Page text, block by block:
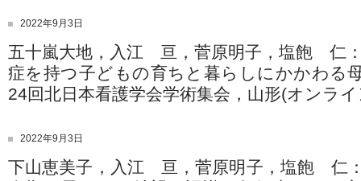
2022年9月3日
五十嵐大地，入江 亘，菅原明子，塩飽 仁
症を持つ子どもの育ちと暮らしにかかわる
24回北日本看護学会学術集会，山形(オンラ
2022年9月3日
下山恵美子，入江 亘，菅原明子，塩飽 仁